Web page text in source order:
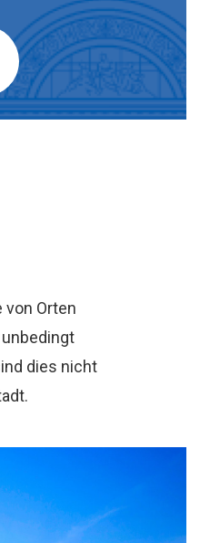
von Orten
dies nicht